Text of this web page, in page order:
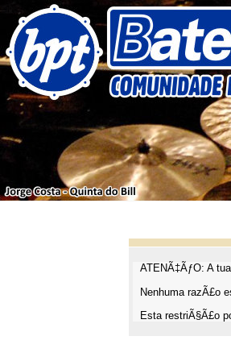
ATENÃ‡ÃƒO: A
Nenhuma razÃ£o
Esta restriÃ§Ã£o